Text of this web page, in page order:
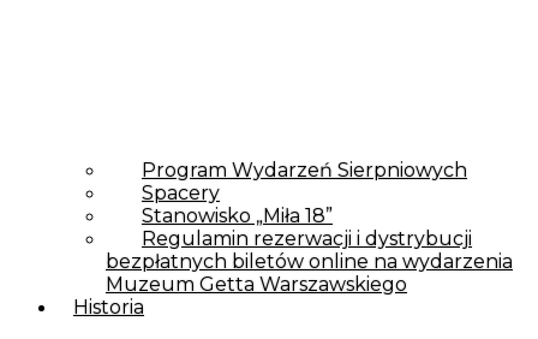
Program Wydarzeń Sierpniowych
Spacery
Stanowisko „Miła 18”
Regulamin rezerwacji i dystrybucji
bezpłatnych biletów online na wydarzenia
Muzeum Getta Warszawskiego
Historia